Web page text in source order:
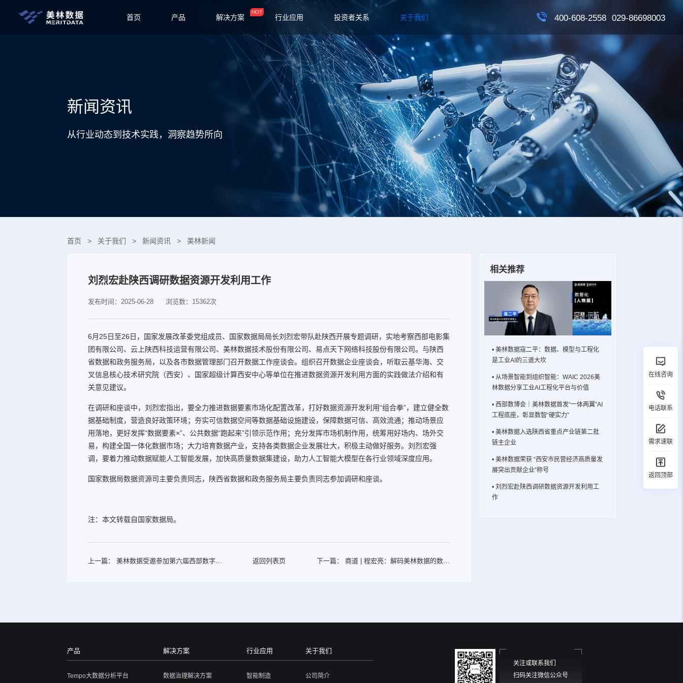
首页 产品 解决方案
HOT
行业应用 投资者关系 关于我们 400-608-2558 029-86698003
新闻资讯
从行业动态到技术实践，洞察趋势所向
首页 > 关于我们 > 新闻资讯 > 美林新闻
刘烈宏赴陕西调研数据资源开发利用工作
发布时间：2025-06-28 浏览数：15362次
6月25日至26日，国家发展改革委党组成员、国家数据局局长刘烈宏带队赴陕西开展专题调研，实地考察西部电影集
团有限公司、云上陕西科技运营有限公司、美林数据技术股份有限公司、易点天下网络科技股份有限公司。与陕西
省数据和政务服务局，以及各市数据管理部门召开数据工作座谈会。组织召开数据企业座谈会，听取云基华海、交
叉信息核心技术研究院（西安）、国家超级计算西安中心等单位在推进数据资源开发利用方面的实践做法介绍和有
关意见建议。
在调研和座谈中，刘烈宏指出，要全力推进数据要素市场化配置改革，打好数据资源开发利用“组合拳”，建立健全数
据基础制度，营造良好政策环境；夯实可信数据空间等数据基础设施建设，保障数据可信、高效流通；推动场景应
用落地，更好发挥“数据要素×”、公共数据“跑起来”引领示范作用；充分发挥市场机制作用，统筹用好场内、场外交
易，构建全国一体化数据市场；大力培育数据产业，支持各类数据企业发展壮大，积极主动做好服务。刘烈宏强
调，要着力推动数据赋能人工智能发展，加快高质量数据集建设，助力人工智能大模型在各行业领域深度应用。
国家数据局数据资源司主要负责同志，陕西省数据和政务服务局主要负责同志参加调研和座谈。
注：本文转载自国家数据局。
上一篇： 美林数据受邀参加第六届西部数字经
返回列表页 下一篇：商道 | 程宏亮：解码美林数据的数字
相关推荐
• 美林数据寇二平：数据、模型与工程化
是工业AI的三道大坎
• 从场景智能到组织智能：WAIC 2026美
林数据分享工业AI工程化平台与价值
• 西部数博会｜美林数据首发“一体两翼”AI
工程底座，彰显数智“硬实力”
• 美林数据入选陕西省重点产业链第二批
链主企业
• 美林数据荣获 “西安市民营经济高质量发
展突出贡献企业”称号
• 刘烈宏赴陕西调研数据资源开发利用工
作
产品
Tempo大数据分析平台
解决方案
数据治理解决方案
行业应用
智能制造
关于我们
公司简介
关注或联系我们
扫码关注微信公众号
在线咨询
电话联系
需求速联
返回顶部